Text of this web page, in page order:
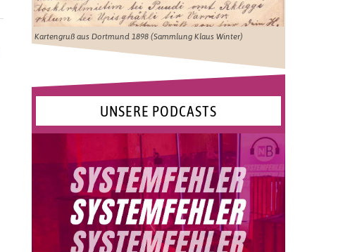
Kartengruß aus Dortmund 1898 (Sammlung Klaus Winter)
UNSERE PODCASTS